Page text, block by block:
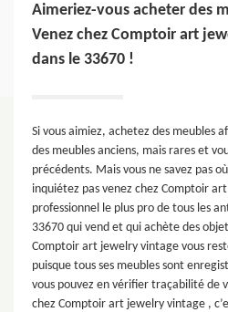
Aimeriez-vous acheter des
Venez chez Comptoir art
dans le 33670 !
Si vous aimiez, achetez des meubles
des meubles anciens, mais rares et
précédents. Mais vous ne savez pas
inquiétez pas venez chez Comptoir
professionnel le plus pro de tous les
33670 qui vend et qui achète des
Comptoir art jewelry vintage vous
puisque tous ses meubles sont
vous pouvez en vérifier traçabilité de
chez Comptoir art jewelry vintage ,